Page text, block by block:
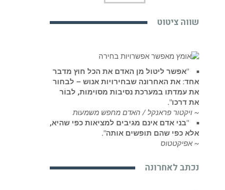
שווה ציטוט
"אפשר ליטול מן האדם את הכל חוץ מדבר
אחד: את האחרונה שבחירויות אנוש – לבחור
את עמדתו במערכת נסיבות מסוימות, לבוֹר
את דרכו".
~ ויקטור פראנקל / האדם מחפש משמעות
"בני אדם אינם מגיבים למציאות כפי שהיא,
אלא כפי שהם תופשים אותה".
~ אפיקטטוס
נכתב לאחרונה